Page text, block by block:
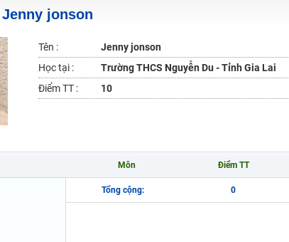
Sun 2024 - Ba bước luyện thi TN THPT - ĐH ít nhất 25 điểm
giá 449K - 499K toàn bộ khoá học tại Tuyensinh247 (Từ 16-18/07/2025)
Học 1K Chỉ Từ 11-13/09/2024
học 499K - 399K (13/11-15/11)
khóa lớp 9 Toán - Lý - Hóa - Văn - Anh năm 2018
Ngữ văn 7 - xây nền vững chắc cho tương lai!
jonson
Tên :
Jenny jonson
Học tại :
Trường THCS Nguyễn Du - Tỉnh Gia Lai
Điểm TT :
10
Môn Điểm TT
Tổng cộng: 0